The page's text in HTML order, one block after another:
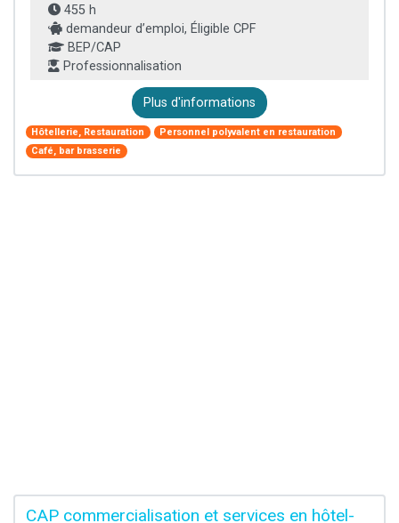
455 h
demandeur d’emploi, Éligible CPF
BEP/CAP
Professionnalisation
Plus d'informations
Hôtellerie, Restauration
Personnel polyvalent en restauration
Café, bar brasserie
CAP commercialisation et services en hôtel-